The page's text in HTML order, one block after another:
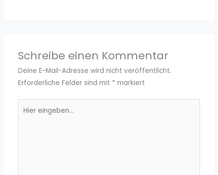
Schreibe einen Kommentar
Deine E-Mail-Adresse wird nicht veröffentlicht.
Erforderliche Felder sind mit * markiert
eingeben…